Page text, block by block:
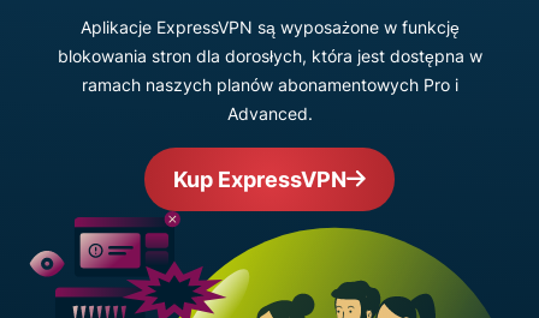
Aplikacje ExpressVPN są wyposażone w funkcję
blokowania stron dla dorosłych, która jest dostępna w
ramach naszych planów abonamentowych Pro i
Advanced.
Kup ExpressVPN